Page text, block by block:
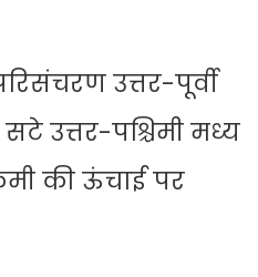
उत्तर-पूर्वी
उत्तर-पश्चिमी मध्य
की ऊंचाई पर